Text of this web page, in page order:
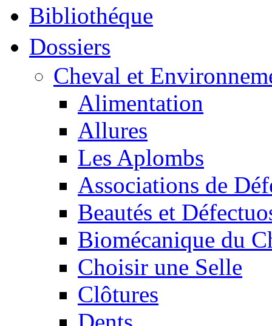
Bibliothéque
Dossiers
Cheval et
Alimentation
Allures
Les Aplombs
Associations de
Beautés et
Biomécanique du
Choisir une Selle
Clôtures